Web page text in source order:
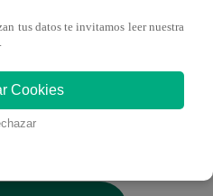
te puede
tus datos te invitamos leer nuestra
.
Cookies